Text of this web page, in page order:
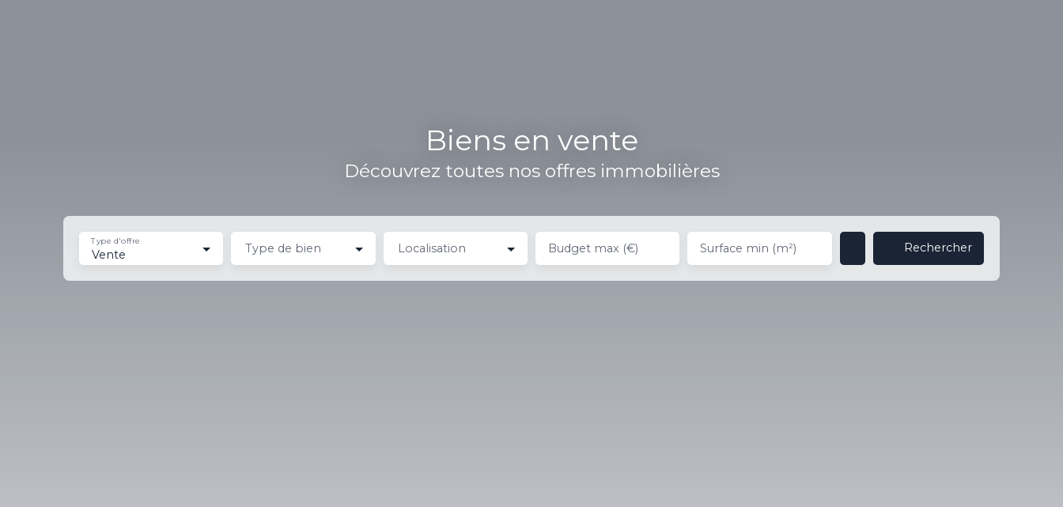
Biens en vente
Découvrez toutes nos offres immobilières
Vente
Type d'offre Type de bien Localisation Budget max (€) Surface min (m²) Rechercher